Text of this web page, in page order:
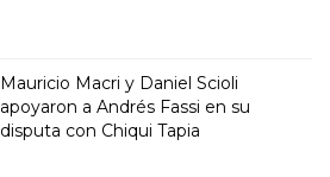
Mauricio Macri y Daniel Scioli
apoyaron a Andrés Fassi en su
disputa con Chiqui Tapia